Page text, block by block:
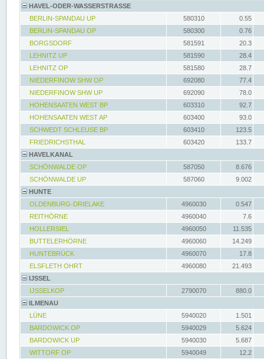
HAVEL-ODER-WASSERSTRASSE
BERLIN-SPANDAU UP
580310
0.55
BERLIN-SPANDAU OP
580300
0.76
BORGSDORF
581591
20.3
LEHNITZ UP
581590
28.4
LEHNITZ OP
581580
28.7
NIEDERFINOW SHW OP
692080
77.4
NIEDERFINOW SHW UP
692090
78.0
HOHENSAATEN WEST BP
603310
92.7
HOHENSAATEN WEST AP
603400
93.0
SCHWEDT SCHLEUSE BP
603410
123.5
FRIEDRICHSTHAL
603420
133.7
HAVELKANAL
SCHÖNWALDE OP
587050
8.676
SCHÖNWALDE UP
587060
9.002
HUNTE
OLDENBURG-DRIELAKE
4960030
0.547
REITHÖRNE
4960040
7.6
HOLLERSIEL
4960050
11.535
BUTTELERHÖRNE
4960060
14.249
HUNTEBRÜCK
4960070
17.8
ELSFLETH OHRT
4960080
21.493
IJSSEL
IJSSELKOP
2790070
880.0
ILMENAU
LÜNE
5940020
1.501
BARDOWICK OP
5940029
5.624
BARDOWICK UP
5940030
5.687
WITTORF OP
5940049
12.2